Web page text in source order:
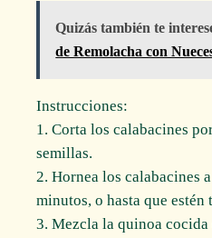
Quizás también te
de Remolacha con
Instrucciones:
1. Corta los calabacines
semillas.
2. Hornea los calabacines
minutos, o hasta que estén
3. Mezcla la quinoa